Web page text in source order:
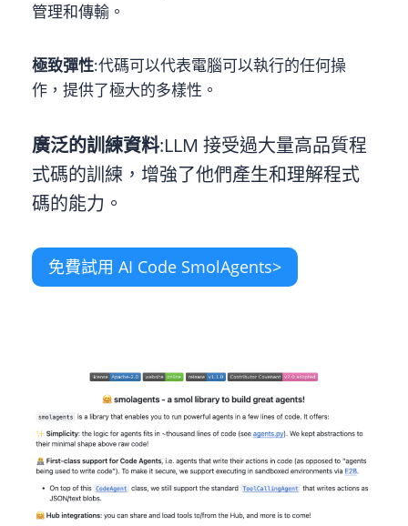
管理和傳輸。
極致彈性:代碼可以代表電腦可以執行的任何操
作，提供了極大的多樣性。
廣泛的訓練資料:LLM 接受過大量高品質程
式碼的訓練，增強了他們產生和理解程式
碼的能力。
免費試用 AI Code SmolAgents>